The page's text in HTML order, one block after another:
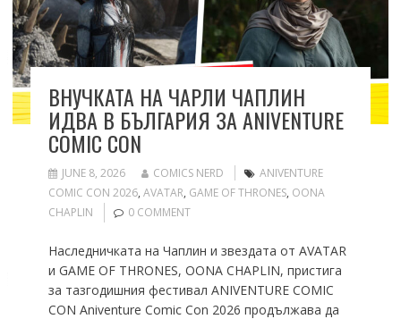
ВНУЧКАТА НА ЧАРЛИ ЧАПЛИН
ИДВА В БЪЛГАРИЯ ЗА ANIVENTURE
COMIC CON
JUNE 8, 2026 COMICS NERD
ANIVENTURE
COMIC CON 2026, AVATAR, GAME OF THRONES, OONA
CHAPLIN
0 COMMENT
Наследничката на Чаплин и звездата от AVATAR
и GAME OF THRONES, OONA CHAPLIN, пристига
за тазгодишния фестивал ANIVENTURE COMIC
CON Aniventure Comic Con 2026 продължава да